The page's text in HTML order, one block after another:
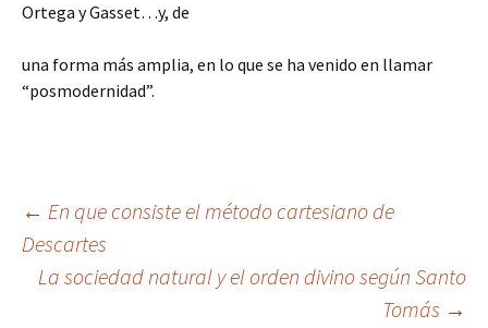
Ortega y Gasset…y, de
una forma más amplia, en lo que se ha venido en llamar
“posmodernidad”.
Navegación
de
← En que consiste el método cartesiano de
Descartes
La sociedad natural y el orden divino según Santo
Tomás →